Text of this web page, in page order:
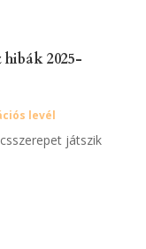
2025-
levél
játszik